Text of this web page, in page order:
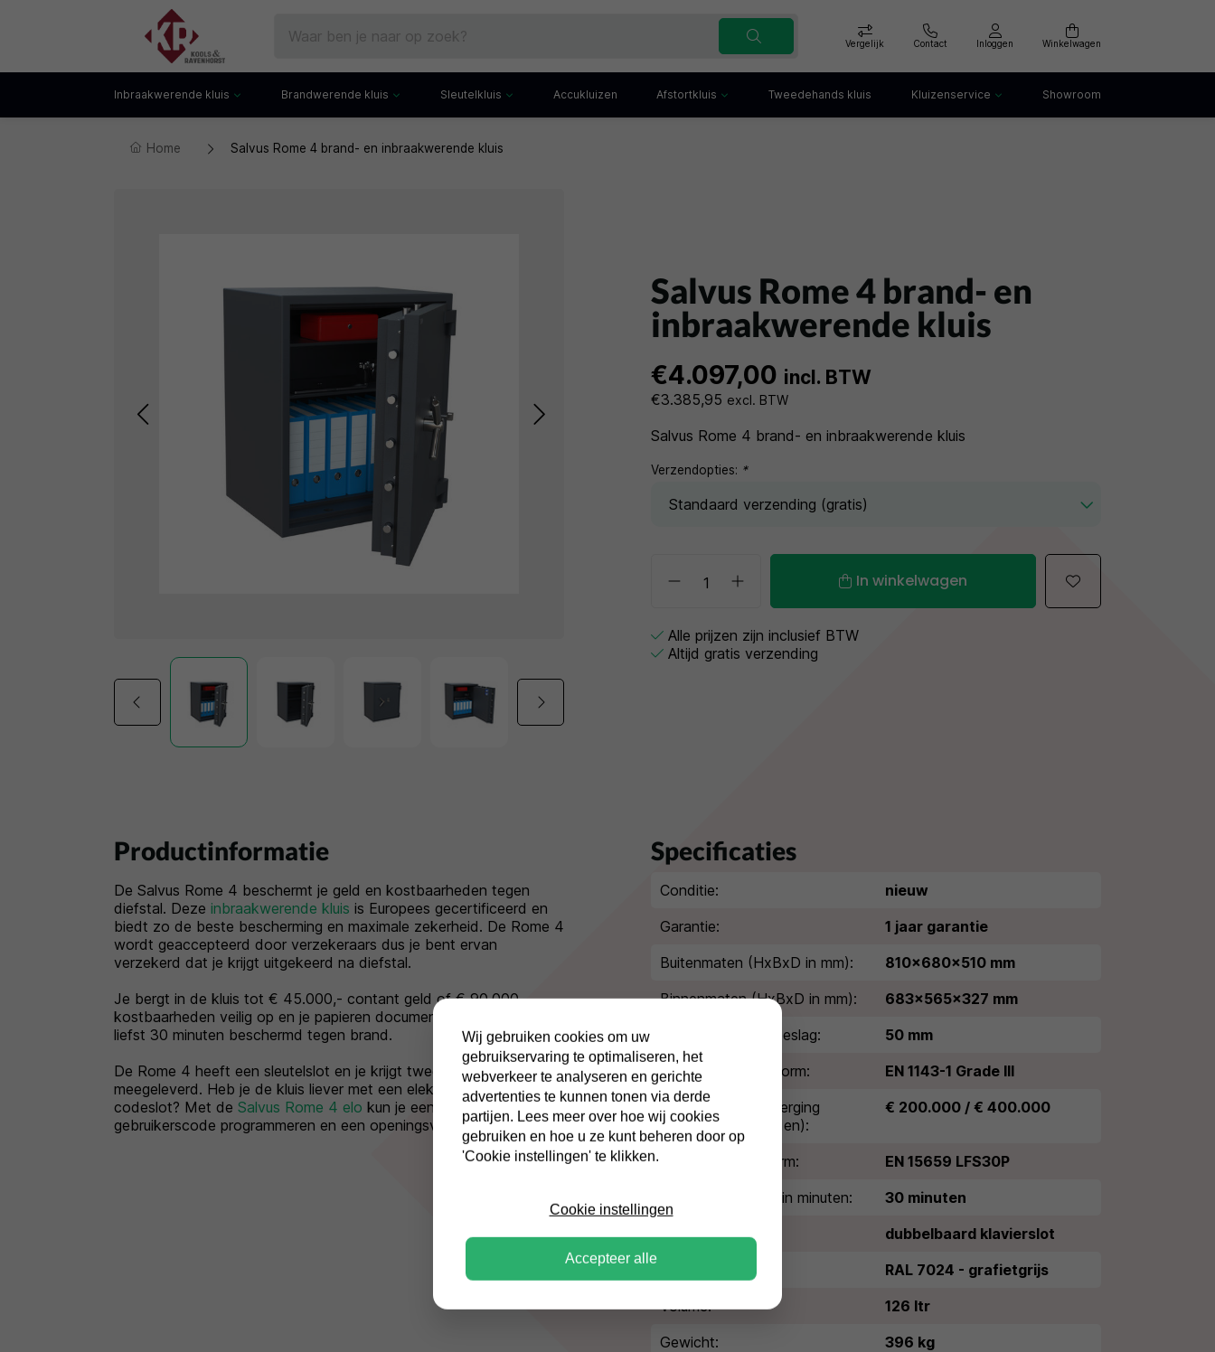
Vergelijk Contact Inloggen Winkelwagen
Inbraakwerende kluis
Gecertificeerde kluis
Brandwerende kluis
Documentenkluis
Sleutelkluis
Inbraakwerende sleutelkluis
Accukluizen Afstortkluis Tweedehands kluis Kluizenservice Showroom
Home Salvus Rome 4 brand- en inbraakwerende kluis
Salvus Rome 4 brand- en
inbraakwerende kluis
€4.097,00 incl. BTW
€3.385,95 excl. BTW
Salvus Rome 4 brand- en inbraakwerende kluis
Verzendopties: *
In winkelwagen
Alle prijzen zijn inclusief BTW
Altijd gratis verzending
Productinformatie
De Salvus Rome 4 beschermt je geld en kostbaarheden tegen
diefstal. Deze inbraakwerende kluis is Europees gecertificeerd en
biedt zo de beste bescherming en maximale zekerheid. De Rome 4
wordt geaccepteerd door verzekeraars dus je bent ervan
verzekerd dat je krijgt uitgekeerd na diefstal.
Je bergt in de kluis tot € 45.000,- contant geld of € 90.000,-
kostbaarheden veilig op en je papieren documenten zijn tot maar
liefst 30 minuten beschermd tegen brand.
De Rome 4 heeft een sleutelslot en je krijgt twee sleutels
meegeleverd. Heb je de kluis liever met een elektronische
codeslot? Met de Salvus Rome 4 elo kun je een mastercode en
gebruikerscode programmeren en een openingsvertraging instellen.
Specificaties
Conditie:
nieuw
Garantie:
1 jaar garantie
Buitenmaten (HxBxD in mm):
810x680x510 mm
Binnenmaten (HxBxD in mm):
683x565x327 mm
Extra diepte kluisbeslag:
50 mm
Inbraakwerende norm:
EN 1143-1 Grade III
Indicatie waardeberging
(geld/kostbaarheden):
€ 200.000 / € 400.000
Brandwerende norm:
EN 15659 LFS30P
Brandwerendheid in minuten:
30 minuten
Type slot:
dubbelbaard klavierslot
Kleur/afwerking:
RAL 7024 - grafietgrijs
Volume:
126 ltr
Gewicht:
396 kg
Wij gebruiken cookies om uw
gebruikservaring te optimaliseren, het
webverkeer te analyseren en gerichte
advertenties te kunnen tonen via derde
partijen. Lees meer over hoe wij cookies
gebruiken en hoe u ze kunt beheren door op
'Cookie instellingen' te klikken.
Cookie instellingen
Accepteer alle